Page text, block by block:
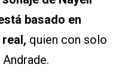
basado en
quien con solo